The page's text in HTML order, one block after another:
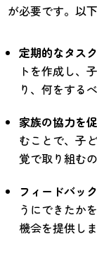
が必要です。以
定期的なタス
トを作成し、
り、何をする
家族の協力を
むことで、子
覚で取り組む
フィードバッ
うにできたか
機会を提供しま